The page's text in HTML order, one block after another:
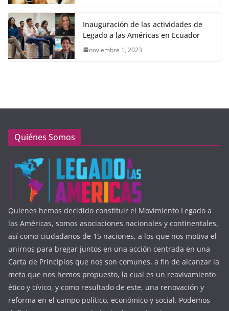
Inauguración de las actividades de
Legado a las Américas en Ecuador
noviembre 1, 2023
Quiénes Somos
Quienes hemos decidido constituir el Movimiento Legado a
las Américas, somos asociaciones nacionales y continentales,
así como ciudadanos de 15 naciones, a los que nos motiva el
unirnos para bregar juntos en una acción centrada en una
Carta de Principios que nos son comunes, a fin de alcanzar la
meta que nos hemos propuesto, la cual es un reavivamiento
ético y cívico, y como resultado de este, una renovación y
reforma en el campo político, económico y social. Podemos